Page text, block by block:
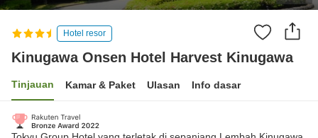
Hotel resor
Kinugawa Onsen Hotel Harvest Kinugawa
Tinjauan Kamar & Paket Ulasan Info dasar